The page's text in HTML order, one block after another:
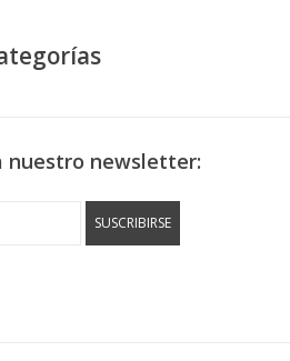
nuestro newsletter:
SUSCRIBIRSE